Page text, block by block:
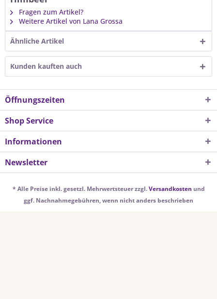
Fragen zum Artikel?
Weitere Artikel von Lana Grossa
Ähnliche Artikel
Kunden kauften auch
Öffnungszeiten
Shop Service
Informationen
Newsletter
* Alle Preise inkl. gesetzl. Mehrwertsteuer zzgl.Versandkosten und
ggf. Nachnahmegebühren, wenn nicht anders beschrieben